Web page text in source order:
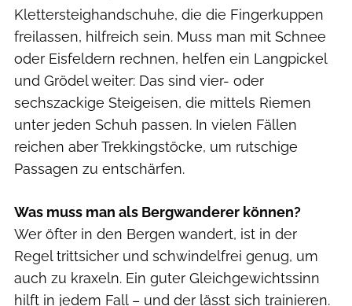
Klettersteighandschuhe, die die Fingerkuppen
freilassen, hilfreich sein. Muss man mit Schnee
oder Eisfeldern rechnen, helfen ein Langpickel
und Grödel weiter: Das sind vier- oder
sechszackige Steigeisen, die mittels Riemen
unter jeden Schuh passen. In vielen Fällen
reichen aber Trekkingstöcke, um rutschige
Passagen zu entschärfen.
Was muss man als Bergwanderer können?
Wer öfter in den Bergen wandert, ist in der
Regel trittsicher und schwindelfrei genug, um
auch zu kraxeln. Ein guter Gleichgewichtssinn
hilft in jedem Fall – und der lässt sich trainieren.